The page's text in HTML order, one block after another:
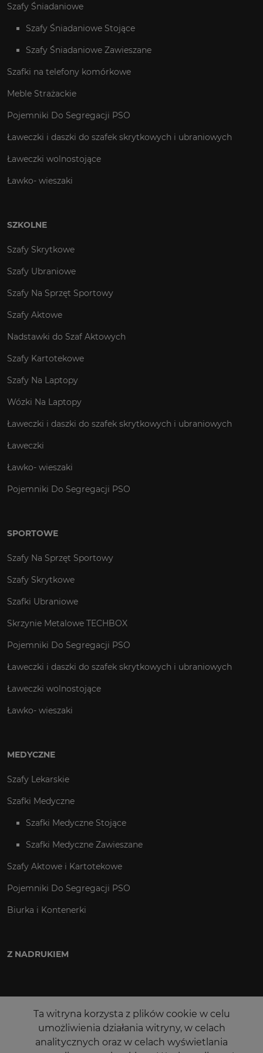
Szafy Śniadaniowe
Szafy Śniadaniowe Stojące
Szafy Śniadaniowe Zawieszane
Szafki na telefony komórkowe
Meble Strażackie
Pojemniki Do Segregacji PSO
Ławeczki i daszki do szafek skrytkowych i ubraniowych
Ławeczki wolnostojące
Ławko- wieszaki
SZKOLNE
Szafy Skrytkowe
Szafy Ubraniowe
Szafy Na Sprzęt Sportowy
Szafy Aktowe
Nadstawki do Szaf Aktowych
Szafy Kartotekowe
Szafy Na Laptopy
Wózki Na Laptopy
Ławeczki i daszki do szafek skrytkowych i ubraniowych
Ławeczki
Ławko- wieszaki
Pojemniki Do Segregacji PSO
SPORTOWE
Szafy Na Sprzęt Sportowy
Szafy Skrytkowe
Szafki Ubraniowe
Skrzynie Metalowe TECHBOX
Pojemniki Do Segregacji PSO
Ławeczki i daszki do szafek skrytkowych i ubraniowych
Ławeczki wolnostojące
Ławko- wieszaki
MEDYCZNE
Szafy Lekarskie
Szafki Medyczne
Szafki Medyczne Stojące
Szafki Medyczne Zawieszane
Szafy Aktowe i Kartotekowe
Pojemniki Do Segregacji PSO
Biurka i Kontenerki
Z NADRUKIEM
Ta witryna korzysta z plików cookie w celu
umożliwienia działania witryny, w celach
analitycznych oraz w celach wyświetlania